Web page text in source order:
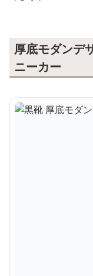
厚底モダンデ
ニーカー